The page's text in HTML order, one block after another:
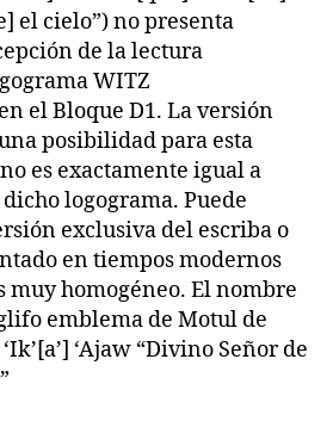
el cielo”) no presenta
de la lectura
WITZ
el Bloque D1. La versión
posibilidad para esta
es exactamente igual a
logograma. Puede
exclusiva del escriba o
en tiempos modernos
muy homogéneo. El nombre
emblema de Motul de
‘Ajaw “Divino Señor de